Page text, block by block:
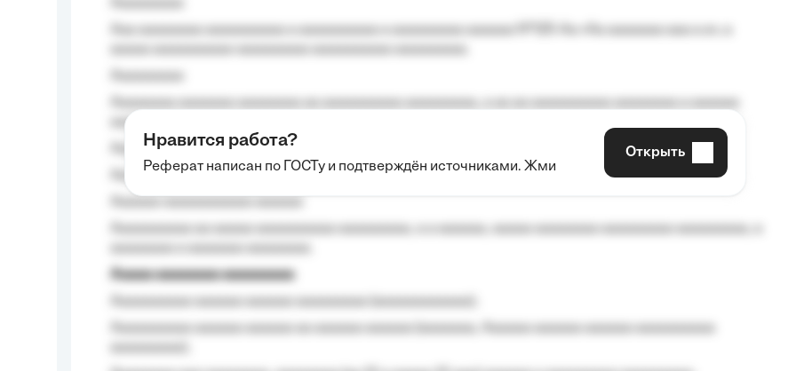
aaaa aaaa.
Aaaaaaaaa
Aaaaaaaaaa aa aaa aaaaaaaaa, a aaa aaaaaaaaaa aaa, a aaaaaaaaaa, aaaaaa aaaaaa a aaaaaa.
Aaaaa aaaaaaaa aaaaaaaaa
Нравится работа?
Реферат написан по ГОСТу и подтверждён источниками. Жми
Открыть